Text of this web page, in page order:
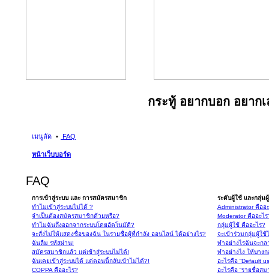
กระทู้ อยากบอก อยากเ
เมนูลัด FAQ
หน้าเว็บบอร์ด
FAQ
การเข้าสู่ระบบ และ การสมัครสมาชิก
ทำไมเข้าสู่ระบบไม่ได้ ?
จำเป็นต้องสมัครสมาชิกด้วยหรือ?
ทำไมฉันถึงออกจากระบบโดยอัตโนมัติ?
จะสั่งไม่ให้แสดงชื่อของฉัน ในรายชื่อผู้ที่กำลัง ออนไลน์ ได้อย่างไร?
ฉันลืม รหัสผ่าน!
สมัครสมาชิกแล้ว แต่เข้าสู่ระบบไม่ได้!
ฉันเคยเข้าสู่ระบบได้ แต่ตอนนี้กลับเข้าไม่ได้?!
COPPA คืออะไร?
ระดับผู้ใช้ และกลุ่ม
Administrator คืออ
Moderator คืออะไร
กลุ่มผู้ใช้ คืออะไร?
จะเข้าร่วมกลุ่มผู้ใช้
ทำอย่างไรฉันจะก
ทำอย่างไง ให้บาง
อะไรคือ “Default
อะไรคือ “รายชื่อสม